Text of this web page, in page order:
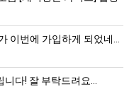
번에 가입하게 되었네요.
니다! 잘 부탁드려요…